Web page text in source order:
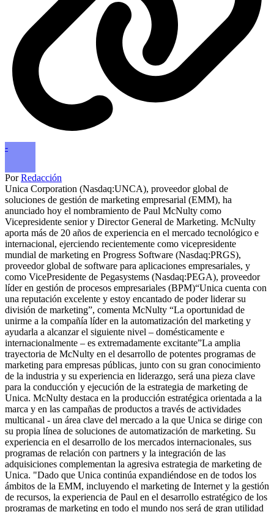
-
PorRedacción
Unica Corporation (Nasdaq:UNCA), proveedor global de
soluciones de gestión de marketing empresarial (EMM), ha
anunciado hoy el nombramiento de Paul McNulty como
Vicepresidente senior y Director General de Marketing. McNulty
aporta más de 20 años de experiencia en el mercado tecnológico e
internacional, ejerciendo recientemente como vicepresidente
mundial de marketing en Progress Software (Nasdaq:PRGS),
proveedor global de software para aplicaciones empresariales, y
como VicePresidente de Pegasystems (Nasdaq:PEGA), proveedor
líder en gestión de procesos empresariales (BPM)“Unica cuenta con
una reputación excelente y estoy encantado de poder liderar su
división de marketing”, comenta McNulty “La oportunidad de
unirme a la compañía líder en la automatización del marketing y
ayudarla a alcanzar el siguiente nivel – domésticamente e
internacionalmente – es extremadamente excitante”La amplia
trayectoria de McNulty en el desarrollo de potentes programas de
marketing para empresas públicas, junto con su gran conocimiento
de la industria y su experiencia en liderazgo, será una pieza clave
para la conducción y ejecución de la estrategia de marketing de
Unica. McNulty destaca en la producción estratégica orientada a la
marca y en las campañas de productos a través de actividades
multicanal - un área clave del mercado a la que Unica se dirige con
su propia línea de soluciones de automatización de marketing. Su
experiencia en el desarrollo de los mercados internacionales, sus
programas de relación con partners y la integración de las
adquisiciones complementan la agresiva estrategia de marketing de
Unica. "Dado que Unica continúa expandiéndose en de todos los
ámbitos de la EMM, incluyendo el marketing de Internet y la gestión
de recursos, la experiencia de Paul en el desarrollo estratégico de los
programas de marketing en todo el mundo nos será de gran utilidad